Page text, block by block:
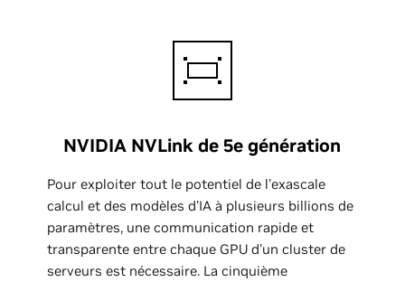
NVIDIA NVLink de 5e génération
Pour exploiter tout le potentiel de l'exascale
calcul et des modèles d'IA à plusieurs billions de
paramètres, une communication rapide et
transparente entre chaque GPU d'un cluster de
serveurs est nécessaire. La cinquième